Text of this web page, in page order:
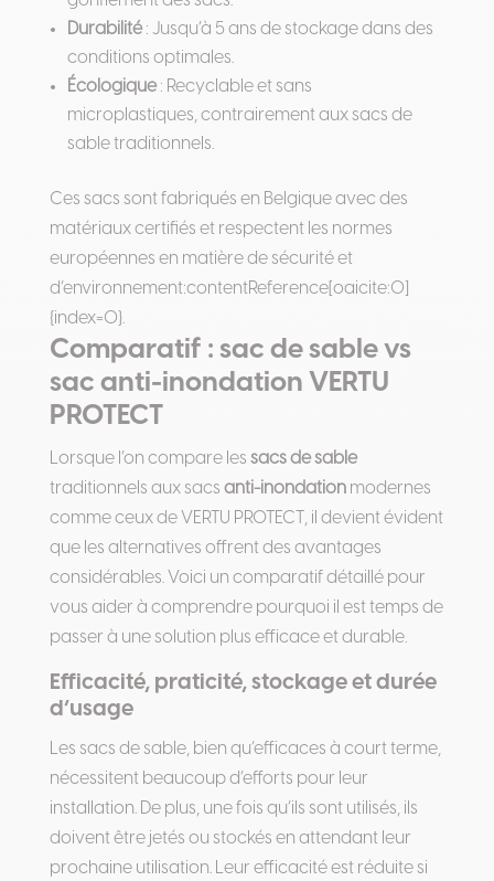
Durabilité: Jusqu’à 5 ans de stockage dans des
conditions optimales.
Écologique: Recyclable et sans
microplastiques, contrairement aux sacs de
sable traditionnels.
Ces sacs sont fabriqués en Belgique avec des
matériaux certifiés et respectent les normes
européennes en matière de sécurité et
d’environnement:contentReference[oaicite:0]
{index=0}.
Comparatif : sac de sable vs
sac anti-inondation VERTU
PROTECT
Lorsque l’on compare les sacs de sable
traditionnels aux sacs anti-inondationmodernes
comme ceux de VERTU PROTECT, il devient évident
que les alternatives offrent des avantages
considérables. Voici un comparatif détaillé pour
vous aider à comprendre pourquoi il est temps de
passer à une solution plus efficace et durable.
Efficacité, praticité, stockage et durée
d’usage
Les sacs de sable, bien qu’efficaces à court terme,
nécessitent beaucoup d’efforts pour leur
installation. De plus, une fois qu’ils sont utilisés, ils
doivent être jetés ou stockés en attendant leur
prochaine utilisation. Leur efficacité est réduite si